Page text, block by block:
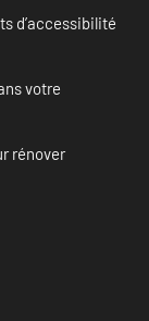
d’accessibilité
votre
rénover